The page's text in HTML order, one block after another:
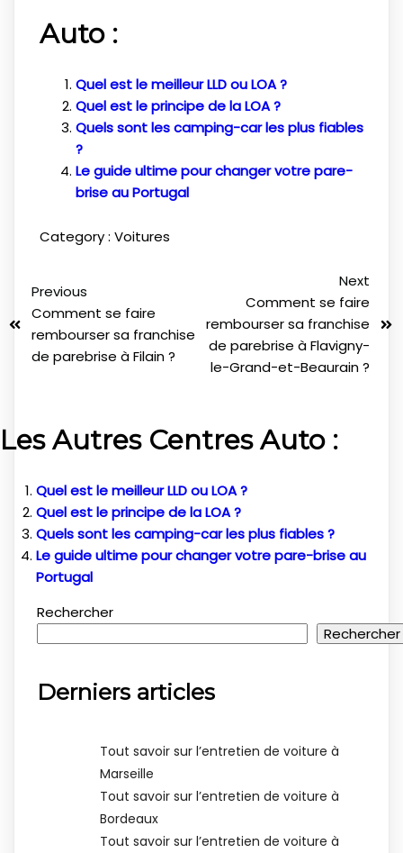
Auto :
Quel est le meilleur LLD ou LOA ?
Quel est le principe de la LOA ?
Quels sont les camping-car les plus fiables
?
Le guide ultime pour changer votre pare-
brise au Portugal
Category : Voitures
Previous
Comment se faire
rembourser sa franchise
de parebrise à Filain ?
Next
Comment se faire
rembourser sa franchise
de parebrise à Flavigny-
le-Grand-et-Beaurain ?
Les Autres Centres Auto :
Quel est le meilleur LLD ou LOA ?
Quel est le principe de la LOA ?
Quels sont les camping-car les plus fiables ?
Le guide ultime pour changer votre pare-brise au
Portugal
Rechercher
Rechercher
Derniers articles
Tout savoir sur l’entretien de voiture à
Marseille
Tout savoir sur l’entretien de voiture à
Bordeaux
Tout savoir sur l’entretien de voiture à